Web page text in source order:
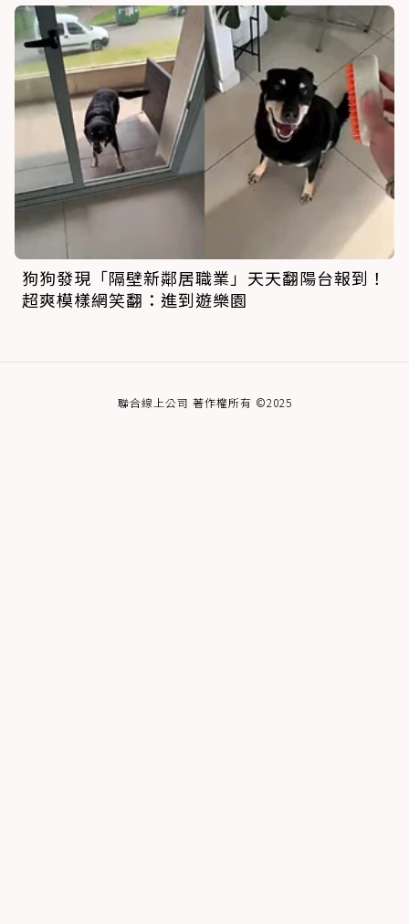
狗狗發現「隔壁新鄰居職業」天天翻陽台報到！
超爽模樣網笑翻：進到遊樂園
聯合線上公司 著作權所有 ©2025